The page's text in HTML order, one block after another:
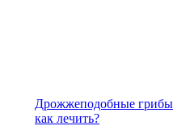
Дрожжеподобные грибы
как лечить?